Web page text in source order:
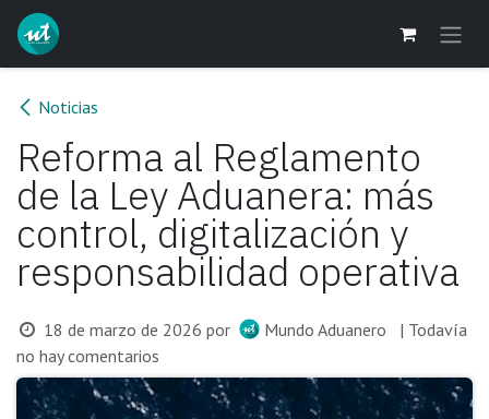
Ir al contenido
Noticias
Reforma al Reglamento
de la Ley Aduanera: más
control, digitalización y
responsabilidad operativa
18 de marzo de 2026 por Mundo Aduanero
| Todavía
no hay comentarios